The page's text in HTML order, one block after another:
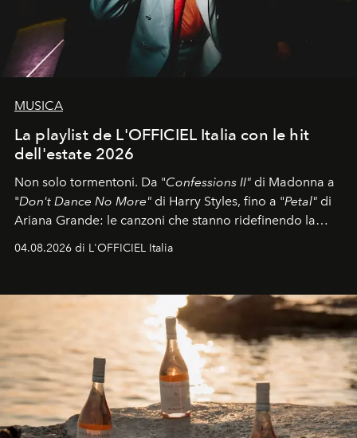
MUSICA
La playlist de L'OFFICIEL Italia con le hit
dell'estate 2026
Non solo tormentoni. Da "Confessions II" di Madonna a
"Don't Dance No More" di Harry Styles, fino a "Petal" di
Ariana Grande: le canzoni che stanno ridefinendo la
colonna sonora della stagione.
04.08.2026 di L'OFFICIEL Italia